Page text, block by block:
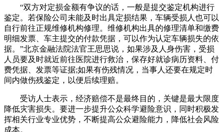
“双方对定损金额有争议的话，一般是提交鉴定机构进行
鉴定。若保险公司未能及时出具定损结果，车辆受损人也可以
自行前往正规维修机构修理。维修机构出具的修理清单和缴费
明细发票、车主提交的付款凭据，可以作为认定车辆损失的依
据。”北京金融法院法官王思思说，如果涉及人身伤害，受损
人员要及时就近前往医院进行救治，保存好就诊病历资料、付
费凭据、发票等证据;如果有伤残情况，当事人还要在规定时
间内做伤残鉴定，以便后续理赔。
受访人士表示，经济赔偿不是最终目的，关键是最大限度
降低灾害损失。要进一步提升公众科学避险意识，同时积极发
挥相关行业专业优势，不断提高公众避险能力，降低社会风险
成本。